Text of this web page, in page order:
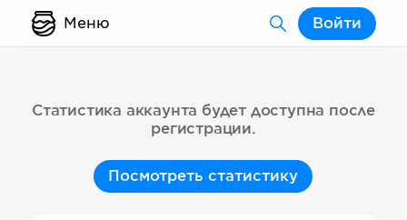
Меню Войти
Статистика аккаунта будет доступна после
регистрации.
Посмотреть статистику